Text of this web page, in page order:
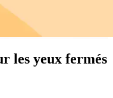
les yeux fermés